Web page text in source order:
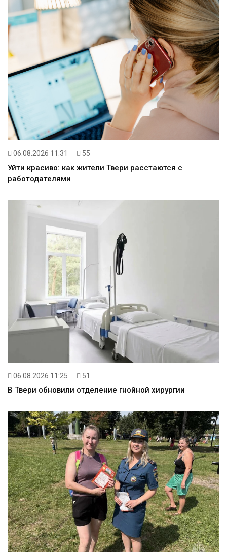
06.08.2026 11:31 55
Уйти красиво: как жители Твери расстаются с
работодателями
06.08.2026 11:25 51
В Твери обновили отделение гнойной хирургии